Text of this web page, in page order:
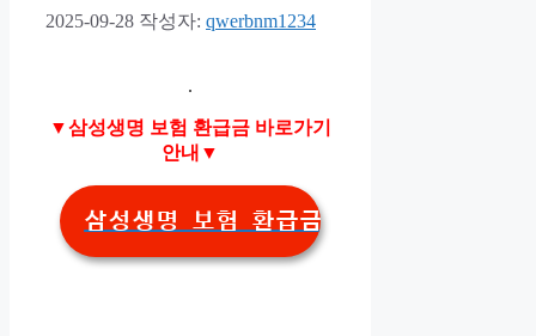
2025-09-28 작성자: qwerbnm1234
.
▼삼성생명 보험 환급금 바로가기
안내▼
삼성생명 보험 환급금 바로가기